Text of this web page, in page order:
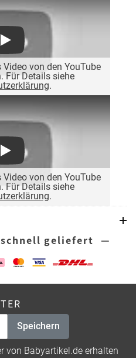
von den YouTube
Für Details siehe
.
Play
von den YouTube
Für Details siehe
.
Play
geliefert —
Speichern
von Babyartikel.de erhalten